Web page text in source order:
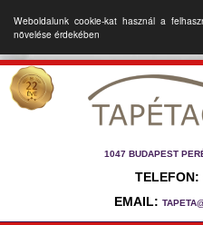
Weboldalunk cookie-kat használ a
növelése érdekében
1047 BUDAPEST
TELEFON:
EMAIL: